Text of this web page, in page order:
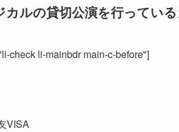
カルの貸切公演を行ってい
check li-mainbdr main-c-before"]
VISA